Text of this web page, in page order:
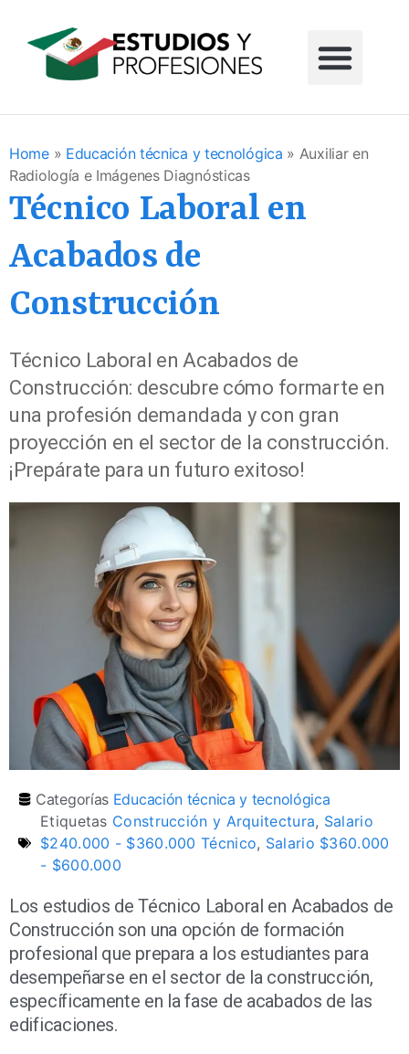
Home» Educación técnica y tecnológica » Auxiliar en
Radiología e Imágenes Diagnósticas
Técnico Laboral en
Acabados de
Construcción
Técnico Laboral en Acabados de
Construcción: descubre cómo formarte en
una profesión demandada y con gran
proyección en el sector de la construcción.
¡Prepárate para un futuro exitoso!
Categorías Educación técnica y tecnológica
Etiquetas Construcción y Arquitectura, Salario
$240.000 - $360.000 Técnico, Salario $360.000
- $600.000
Los estudios de Técnico Laboral en Acabados de
Construcción son una opción de formación
profesional que prepara a los estudiantes para
desempeñarse en el sector de la construcción,
específicamente en la fase de acabados de las
edificaciones.